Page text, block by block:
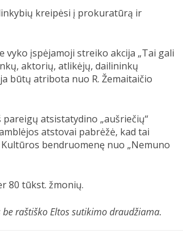
kreipėsi į prokuratūrą ir
vyko įspėjamoji streiko akcija „Tai gali
aktorių, atlikėjų, dailininkų
būtų atribota nuo R. Žemaitaičio
atsistatydino „aušriečių“
atstovai pabrėžė, kad tai
bendruomenę nuo „Nemuno
80 tūkst. žmonių.
raštiško Eltos sutikimo draudžiama.